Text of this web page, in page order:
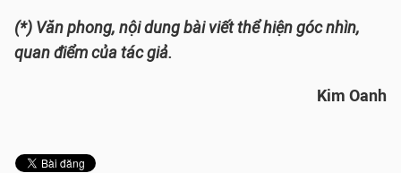
(*) Văn phong, nội dung bài viết thể hiện góc nhìn,
quan điểm của tác giả.
Kim Oanh